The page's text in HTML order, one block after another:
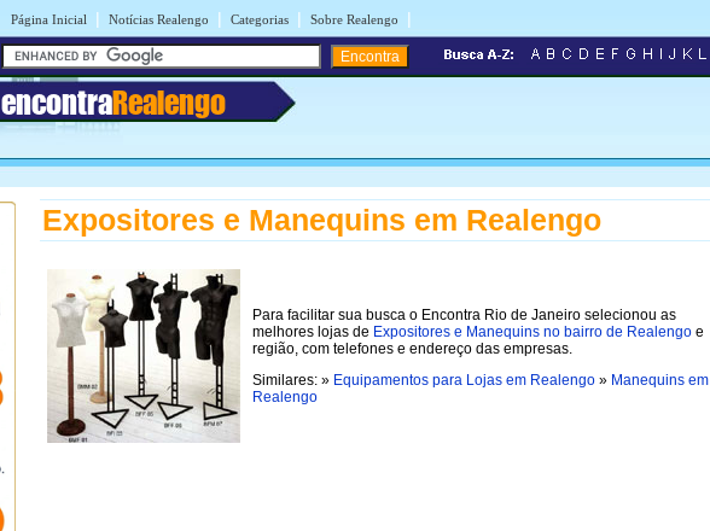
Página Inicial | Notícias Realengo | Categorias | Sobre Realengo |
encontraRealengo
Expositores e Manequins em Realengo
Para facilitar sua busca o Encontra Rio de Janeiro selecionou as
melhores lojas de Expositores e Manequins no bairro de Realengo e
região, com telefones e endereço das empresas.
Similares: » Equipamentos para Lojas em Realengo » Manequins em
Realengo